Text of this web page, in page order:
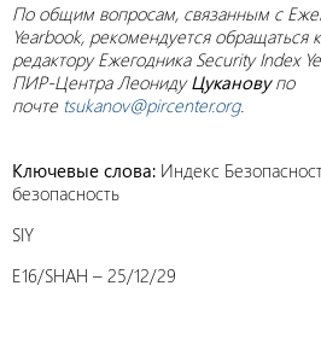
По общим вопросам, связанным с
Yearbook, рекомендуется обращаться
редактору Ежегодника Security Index
ПИР-Центра ЛеонидуЦукановупо
почте tsukanov@pircenter.org.
Ключевые слова: Индекс
безопасность
SIY
E16/SHAH – 25/12/29